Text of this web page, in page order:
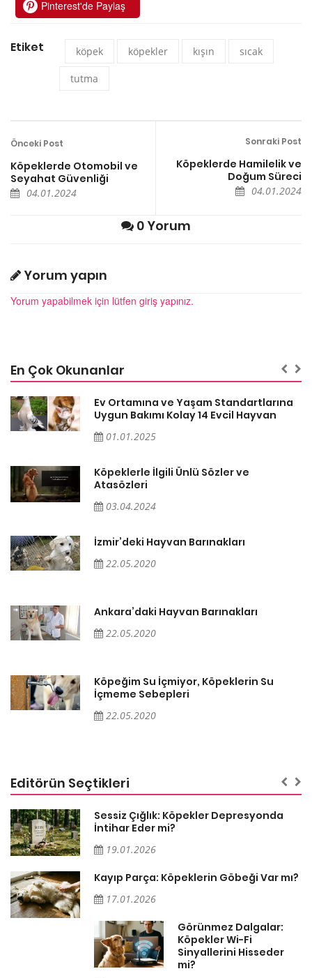
Pinterest'de Paylaş
Etiket köpek köpekler kışın sıcak
tutma
Önceki Post
Köpeklerde Otomobil ve
Seyahat Güvenliği
04.01.2024
Sonraki Post
Köpeklerde Hamilelik ve
Doğum Süreci
04.01.2024
0 Yorum
Yorum yapın
Yorum yapabilmek için lütfen giriş yapınız.
En Çok Okunanlar
Ev Ortamına ve Yaşam Standartlarına
Uygun Bakımı Kolay 14 Evcil Hayvan
01.01.2025
Köpeklerle İlgili Ünlü Sözler ve
Atasözleri
03.04.2024
İzmir’deki Hayvan Barınakları
22.05.2020
Ankara’daki Hayvan Barınakları
22.05.2020
Köpeğim Su İçmiyor, Köpeklerin Su
İçmeme Sebepleri
22.05.2020
Editörün Seçtikleri
Sessiz Çığlık: Köpekler Depresyonda
İntihar Eder mi?
19.01.2026
Kayıp Parça: Köpeklerin Göbeği Var mı?
17.01.2026
Görünmez Dalgalar:
Köpekler Wi-Fi
Sinyallerini Hisseder
mi?